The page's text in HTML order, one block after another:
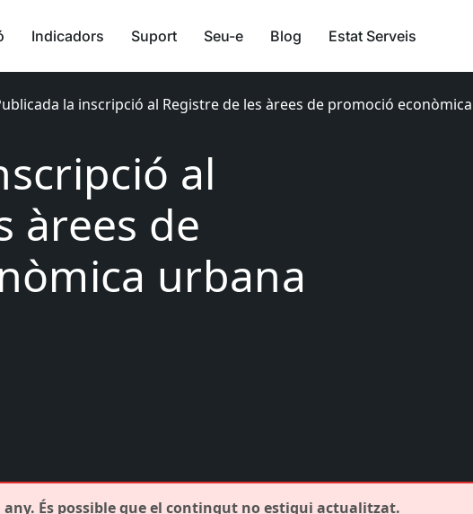
Indicadors Suport Seu-e Blog Estat Serveis
la inscripció al Registre de les àrees de promoció
al
àrees de
urbana
any. És possible que el contingut no estigui actualitzat.